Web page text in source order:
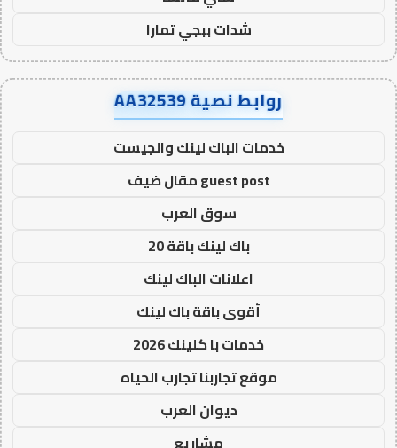
شدات ببجي تمارا
روابط نصية AA32539
خدمات الباك لينك والجيست
guest post مقال ضيف
سوق العرب
باك لينك باقة 20
اعلانات الباك لينك
أقوى باقة باك لينك
خدمات با كلينك 2026
موقع تجاربنا تجارب الحياه
ديوان العرب